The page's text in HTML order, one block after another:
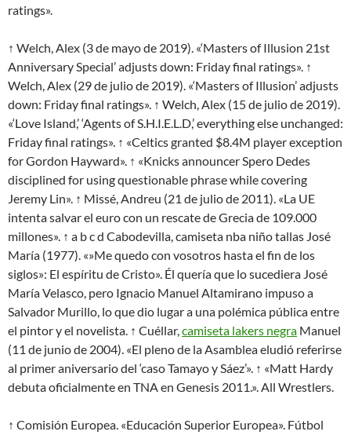
ratings».
↑ Welch, Alex (3 de mayo de 2019). «‘Masters of Illusion 21st
Anniversary Special’ adjusts down: Friday final ratings». ↑
Welch, Alex (29 de julio de 2019). «‘Masters of Illusion’ adjusts
down: Friday final ratings». ↑ Welch, Alex (15 de julio de 2019).
«‘Love Island,’ ‘Agents of S.H.I.E.L.D,’ everything else unchanged:
Friday final ratings». ↑ «Celtics granted $8.4M player exception
for Gordon Hayward». ↑ «Knicks announcer Spero Dedes
disciplined for using questionable phrase while covering
Jeremy Lin». ↑ Missé, Andreu (21 de julio de 2011). «La UE
intenta salvar el euro con un rescate de Grecia de 109.000
millones». ↑ a b c d Cabodevilla, camiseta nba niño tallas José
María (1977). «»Me quedo con vosotros hasta el fin de los
siglos»: El espíritu de Cristo». Él quería que lo sucediera José
María Velasco, pero Ignacio Manuel Altamirano impuso a
Salvador Murillo, lo que dio lugar a una polémica pública entre
el pintor y el novelista. ↑ Cuéllar,camiseta lakers negra Manuel
(11 de junio de 2004). «El pleno de la Asamblea eludió referirse
al primer aniversario del ‘caso Tamayo y Sáez’». ↑ «Matt Hardy
debuta oficialmente en TNA en Genesis 2011.». All Wrestlers.
↑ Comisión Europea. «Educación Superior Europea». Fútbol